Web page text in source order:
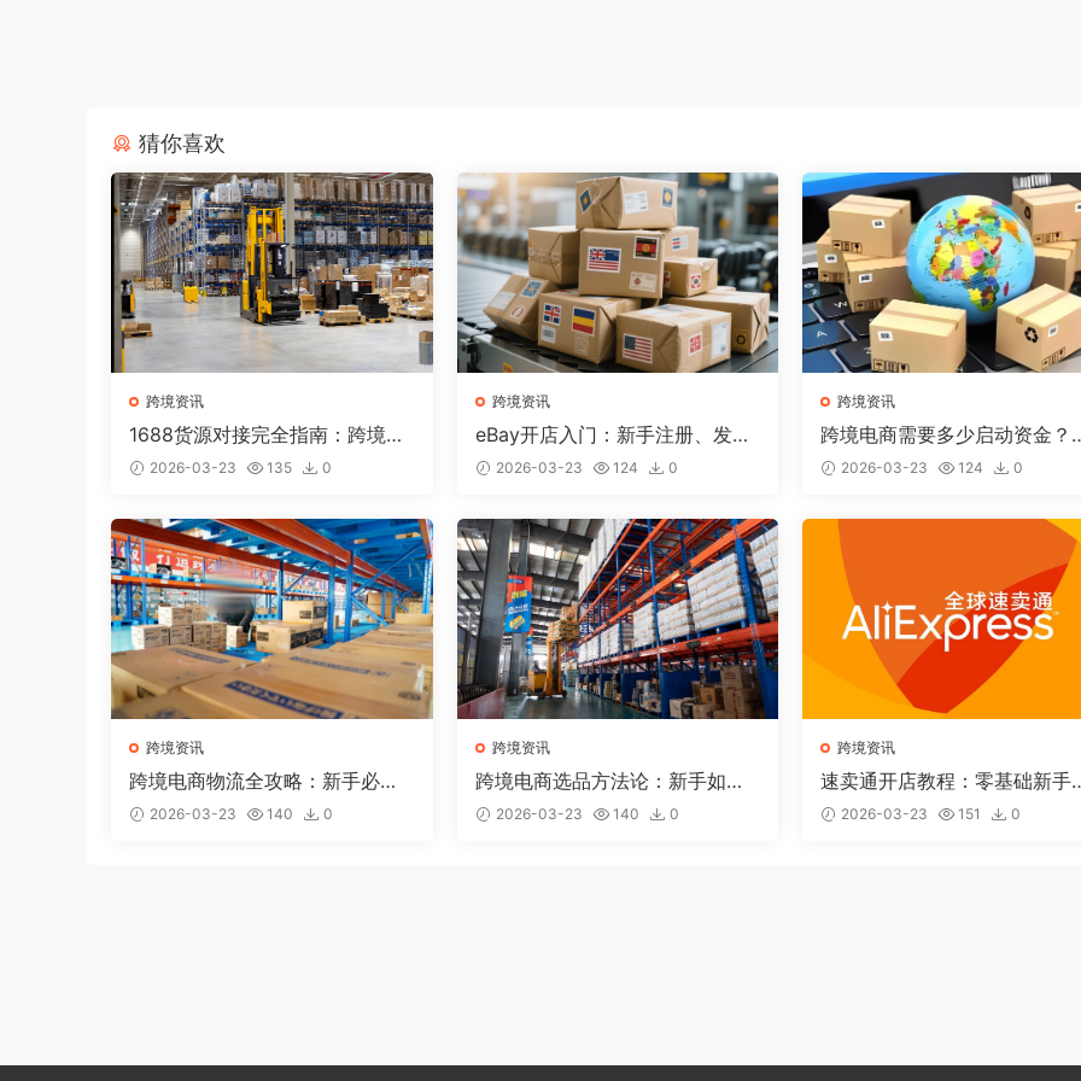
猜你喜欢
跨境资讯
1688货源对接完全指南：跨境卖
家如何找到优质供应商？
2026-03-23 135 0
跨境资讯
eBay开店入门：新手注册、发布
产品和出单全流程
2026-03-23 124 0
跨境资讯
跨境电商需要多少启动资金？
平台资金规划详解
2026-03-23 124 0
跨境资讯
跨境电商物流全攻略：新手必懂
的5种国际物流方式
2026-03-23 140 0
跨境资讯
跨境电商选品方法论：新手如何
找到第一个赚钱的产品？
2026-03-23 140 0
跨境资讯
速卖通开店教程：零基础新手
何从0到1做速卖通（2026完
版）
2026-03-23 151 0